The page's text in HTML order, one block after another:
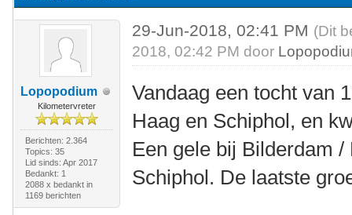
Lopopodium
Kilometervreter
Berichten: 2.364
Topics: 35
Lid sinds: Apr 2017
Bedankt: 1
2088 x bedankt in
1169 berichten
29-Jun-2018, 02:41 PM (Dit
2018, 02:42 PM door
Vandaag een tocht van
Haag en Schiphol, en
Een gele bij Bilderdam
Schiphol. De laatste